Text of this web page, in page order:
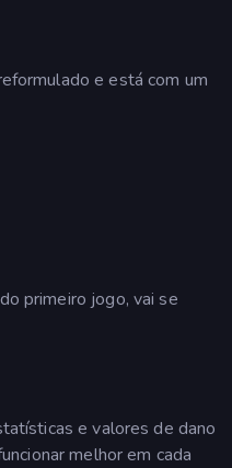
e está com um
primeiro jogo, vai se
e valores de dano
melhor em cada